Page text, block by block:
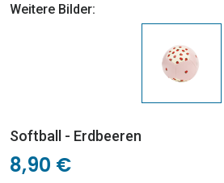
Weitere Bilder:
Softball - Erdbeeren
8,90 €